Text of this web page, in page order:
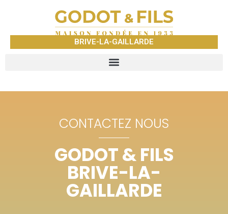
BRIVE-LA-GAILLARDE
CONTACTEZ NOUS
GODOT & FILS
BRIVE-LA-
GAILLARDE